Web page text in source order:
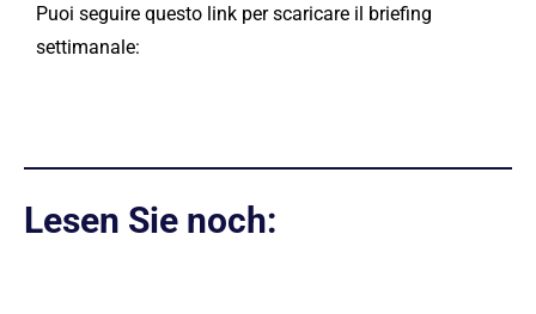
Puoi seguire questo link per scaricare il briefing
settimanale:
Lesen Sie noch: